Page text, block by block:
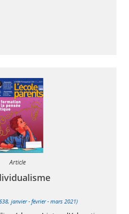
Article
janvier - février - mars 2021)